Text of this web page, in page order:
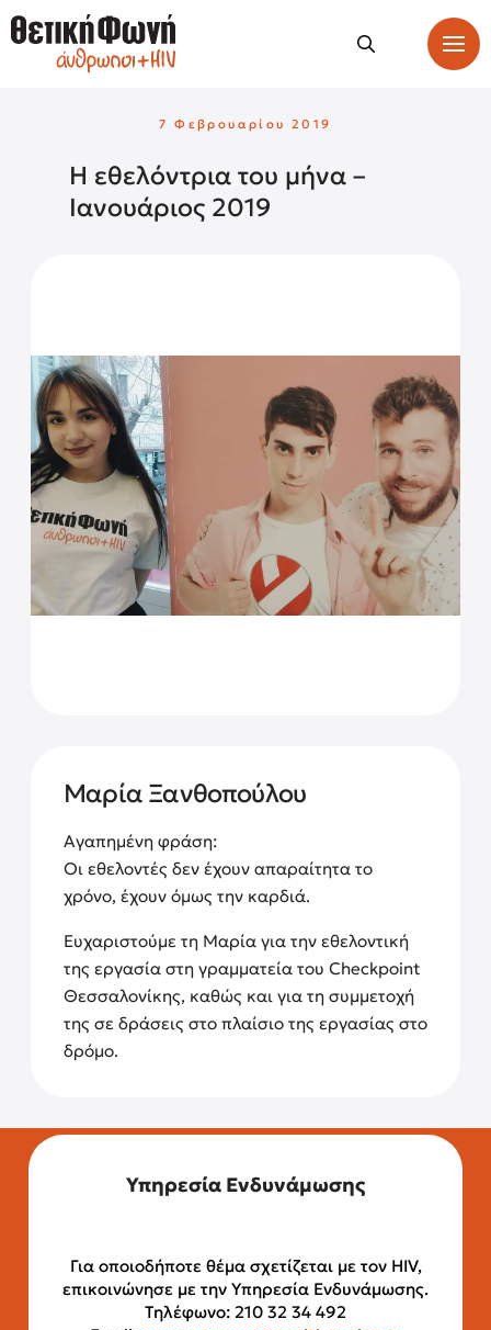
7 Φεβρουαρίου 2019
Η εθελόντρια του μήνα –
Ιανουάριος 2019
Μαρία Ξανθοπούλου
Αγαπημένη φράση:
Οι εθελοντές δεν έχουν απαραίτητα το
χρόνο, έχουν όμως την καρδιά.
Ευχαριστούμε τη Μαρία για την εθελοντική
της εργασία στη γραμματεία του Checkpoint
Θεσσαλονίκης, καθώς και για τη συμμετοχή
της σε δράσεις στο πλαίσιο της εργασίας στο
δρόμο.
Υπηρεσία Ενδυνάμωσης
Για οποιοδήποτε θέμα σχετίζεται με τον HIV,
επικοινώνησε με την Υπηρεσία Ενδυνάμωσης.
Τηλέφωνο: 210 32 34 492